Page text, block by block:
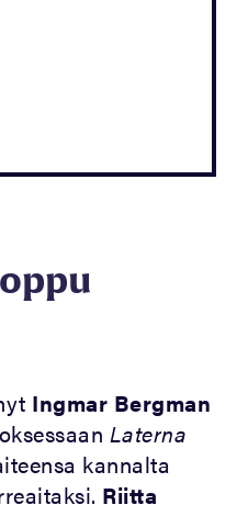
Ingmar Bergman
Laterna
kannalta
Riitta